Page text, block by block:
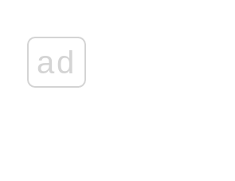
ad